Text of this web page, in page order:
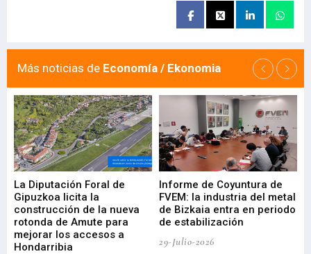
Más noticias de Economía / Ekonomia
La Diputación Foral de
Gipuzkoa licita la
construcción de la nueva
rotonda de Amute para
mejorar los accesos a
Hondarribia
Informe de Coyuntura de
FVEM: la industria del metal
de Bizkaia entra en periodo
de estabilización
29-Julio-2026